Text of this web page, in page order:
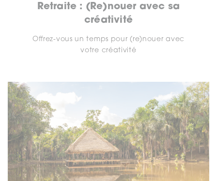
Retraite : (Re)nouer avec sa
créativité
Offrez-vous un temps pour (re)nouer avec
votre créativité